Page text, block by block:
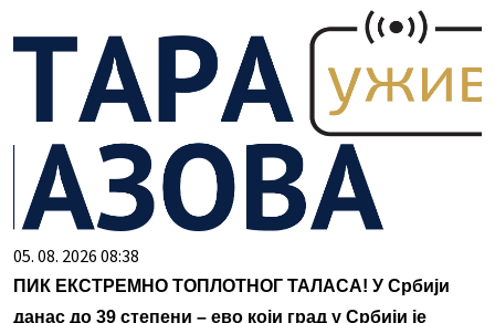
05. 08. 2026 08:38
ПИК ЕКСТРЕМНО ТОПЛОТНОГ ТАЛАСА! У Србији
данас до 39 степени – ево који град у Србији је